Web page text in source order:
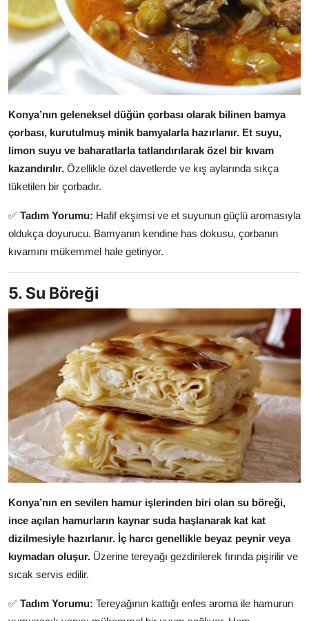
Konya’nın geleneksel düğün çorbası olarak bilinen bamya
çorbası, kurutulmuş minik bamyalarla hazırlanır. Et suyu,
limon suyu ve baharatlarla tatlandırılarak özel bir kıvam
kazandırılır. Özellikle özel davetlerde ve kış aylarında sıkça
tüketilen bir çorbadır.
✅ Tadım Yorumu: Hafif ekşimsi ve et suyunun güçlü aromasıyla
oldukça doyurucu. Bamyanın kendine has dokusu, çorbanın
kıvamını mükemmel hale getiriyor.
5. Su Böreği
Konya’nın en sevilen hamur işlerinden biri olan su böreği,
ince açılan hamurların kaynar suda haşlanarak kat kat
dizilmesiyle hazırlanır. İç harcı genellikle beyaz peynir veya
kıymadan oluşur. Üzerine tereyağı gezdirilerek fırında pişirilir ve
sıcak servis edilir.
✅ Tadım Yorumu: Tereyağının kattığı enfes aroma ile hamurun